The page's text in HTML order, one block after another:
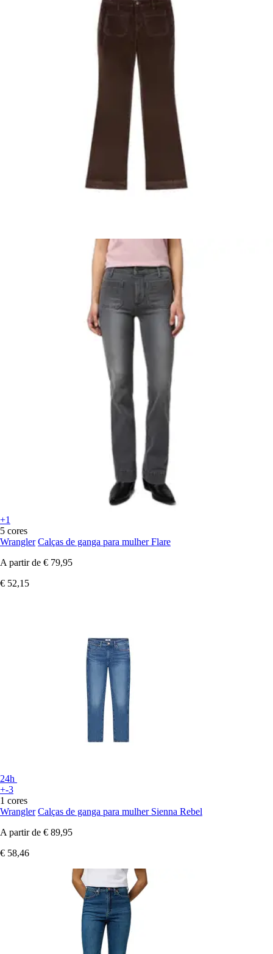
+1
5 cores
Wrangler Calças de ganga para mulher Flare
A partir de € 79,95
€ 52,15
24h
+-3
1 cores
Wrangler Calças de ganga para mulher Sienna Rebel
A partir de € 89,95
€ 58,46